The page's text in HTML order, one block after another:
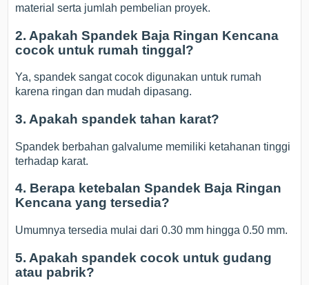
material serta jumlah pembelian proyek.
2. Apakah Spandek Baja Ringan Kencana
cocok untuk rumah tinggal?
Ya, spandek sangat cocok digunakan untuk rumah
karena ringan dan mudah dipasang.
3. Apakah spandek tahan karat?
Spandek berbahan galvalume memiliki ketahanan tinggi
terhadap karat.
4. Berapa ketebalan Spandek Baja Ringan
Kencana yang tersedia?
Umumnya tersedia mulai dari 0.30 mm hingga 0.50 mm.
5. Apakah spandek cocok untuk gudang
atau pabrik?